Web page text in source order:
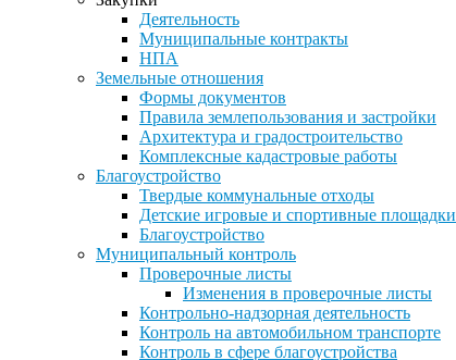
Деятельность
Муниципальные контракты
НПА
Земельные отношения
Формы документов
Правила землепользования и застройки
Архитектура и градостроительство
Комплексные кадастровые работы
Благоустройство
Твердые коммунальные отходы
Детские игровые и спортивные площадки
Благоустройство
Муниципальный контроль
Проверочные листы
Изменения в проверочные листы
Контрольно-надзорная деятельность
Контроль на автомобильном транспорте
Контроль в сфере благоустройства